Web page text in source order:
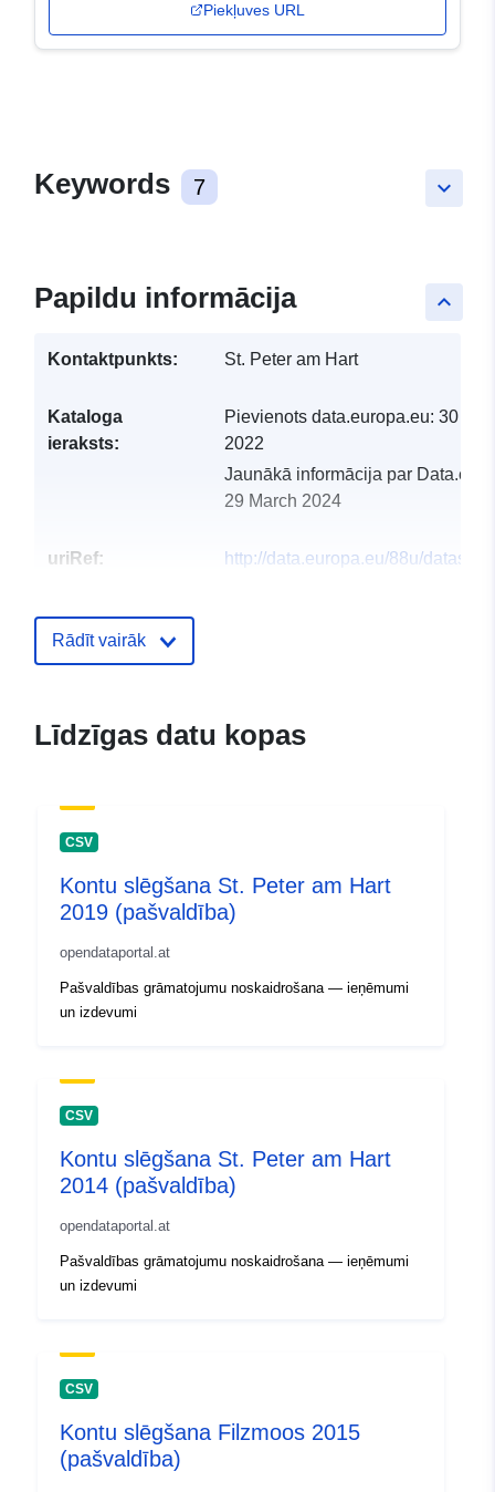
Piekļuves URL
keyboard_arrow_down
Keywords 7
keyboard_arrow_up
Papildu informācija
Kontaktpunkts: St. Peter am Hart
Kataloga
ieraksts:
Pievienots data.europa.eu: 30
2022
Jaunākā informācija par
29 March 2024
uriRef:
http://data.europa.eu/88u/
Rādīt vairāk
Līdzīgas datu kopas
CSV
Kontu slēgšana St. Peter am Hart
2019 (pašvaldība)
opendataportal.at
Pašvaldības grāmatojumu noskaidrošana — ieņēmumi
un izdevumi
CSV
Kontu slēgšana St. Peter am Hart
2014 (pašvaldība)
opendataportal.at
Pašvaldības grāmatojumu noskaidrošana — ieņēmumi
un izdevumi
CSV
Kontu slēgšana Filzmoos 2015
(pašvaldība)